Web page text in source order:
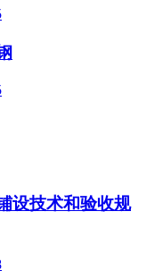
设技术和验收规